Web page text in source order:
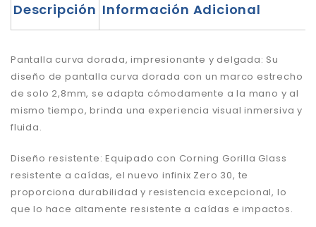
Descripción Información Adicional
Pantalla curva dorada, impresionante y delgada: Su
diseño de pantalla curva dorada con un marco estrecho
de solo 2,8mm, se adapta cómodamente a la mano y al
mismo tiempo, brinda una experiencia visual inmersiva y
fluida.
Diseño resistente: Equipado con Corning Gorilla Glass
resistente a caídas, el nuevo infinix Zero 30, te
proporciona durabilidad y resistencia excepcional, lo
que lo hace altamente resistente a caídas e impactos.